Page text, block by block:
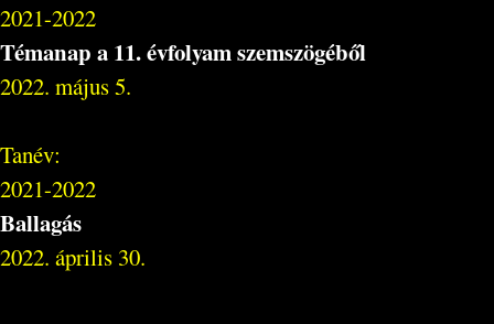
2021-2022
Témanap a 11. évfolyam szemszögéből
2022. május 5.
Tanév:
2021-2022
Ballagás
2022. április 30.